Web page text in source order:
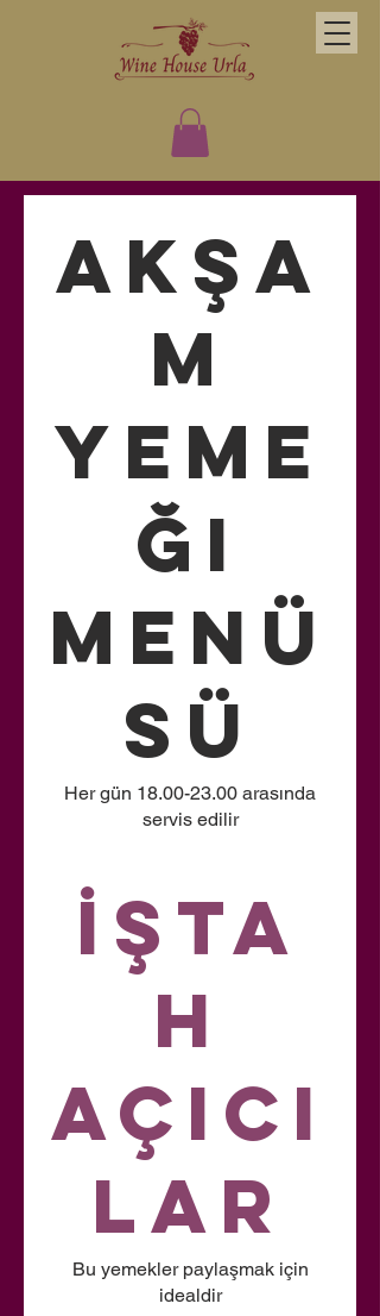
Akşa
m
Yeme
ği
Menü
sü
Her gün 18.00-23.00 arasında
servis edilir
İşta
h
Açıcı
lar
Bu yemekler paylaşmak için
idealdir